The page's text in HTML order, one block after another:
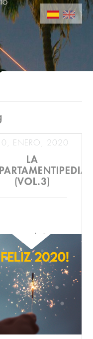
10, ENERO, 2020
LA
(VOL.3)
el año con un
nuevo palabro.
en la última bebida
te has tomado, ¿del 1 al
qué puntuación le ...